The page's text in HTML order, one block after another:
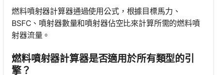
燃料噴射器計算器通過使用公式，根據目標馬力、
BSFC、噴射器數量和噴射器佔空比來計算所需的燃料噴
射器流量。
燃料噴射器計算器是否適用於所有類型的引
擎？